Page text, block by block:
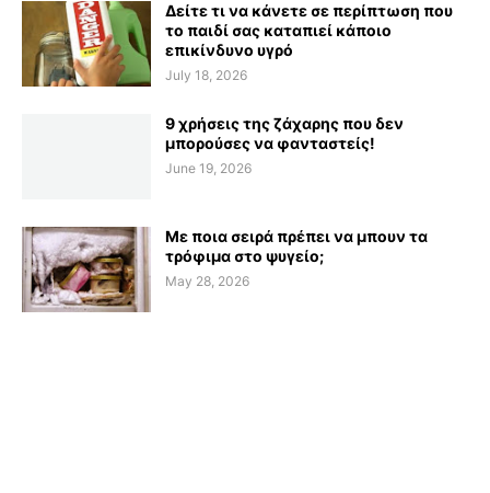
Δείτε τι να κάνετε σε περίπτωση που
το παιδί σας καταπιεί κάποιο
επικίνδυνο υγρό
July 18, 2026
9 χρήσεις της ζάχαρης που δεν
μπορούσες να φανταστείς!
June 19, 2026
Με ποια σειρά πρέπει να μπουν τα
τρόφιμα στο ψυγείο;
May 28, 2026